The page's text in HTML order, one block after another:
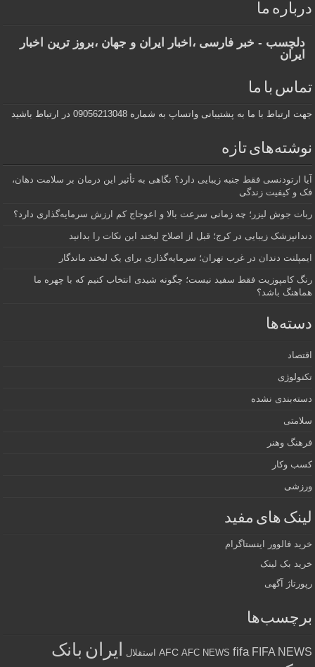
درباره ما
دلچسب - خبر فارسی ،اخبار ایران و جهان ،بروز ترین اخبار
ایران
تماس با ما
جهت ارتباط با ما به پشتیبانی واتساپ به شماره 09056213048 در ارتباط باشید
نوشته‌های تازه
آیا ارتودنسی فقط جنبه زیبایی دارد؟ نگاهی به تأثیر این درمان بر سلامت دهان،
فک و کیفیت زندگی
ربات جوش لیزر؛ چه زمانی سرعت بالا و اعوجاج کم ارزش سرمایه‌گذاری دارد؟
دندانپزشک زیبایی در کرج؛ قبل از اصلاح لبخند این نکات را بدانید
ایمپلنت دندان در غرب تهران؛ سرمایه‌گذاری برای یک لبخند ماندگار
رنگ کامپوزیت فقط سفید نیست؛ چگونه شیدی انتخاب کنیم که با چهره ما
هماهنگ باشد؟
دسته‌ها
اقتصاد
تکنولوژی
دسته‌بندی نشده
سلامتی
فرهنگ وهنر
کسب وکار
ورزشی
لینک های مفید
خرید فالوور اینستاگرام
خرید بک لینک
رپورتاژ آگهی
برچسب‌ها
AFC AFC NEWS fifa FIFA NEWS استقلال ایران بانک